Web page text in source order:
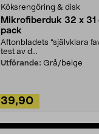
Köksrengöring & disk
Mikrofiberduk 32 x 31
pack
Aftonbladets "självklara
test av d...
Utförande: Grå/beige
39,90